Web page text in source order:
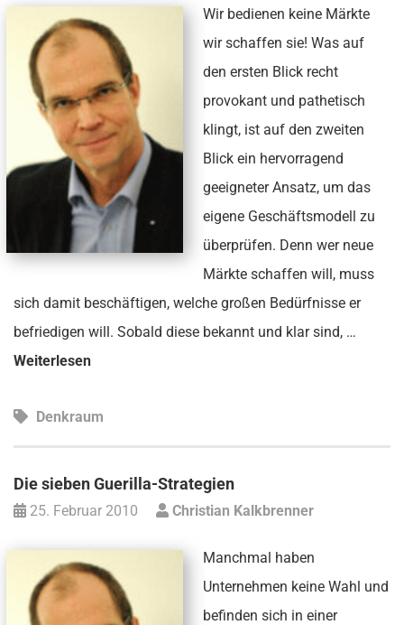
Wir bedienen keine Märkte 
wir schaffen sie! Was auf
den ersten Blick recht
provokant und pathetisch
klingt, ist auf den zweiten
Blick ein hervorragend
geeigneter Ansatz, um das
eigene Geschäftsmodell zu
überprüfen. Denn wer neue
Märkte schaffen will, muss
sich damit beschäftigen, welche großen Bedürfnisse er
befriedigen will. Sobald diese bekannt und klar sind, …
Weiterlesen
Denkraum
Die sieben Guerilla-Strategien
25. Februar 2010 Christian Kalkbrenner
Manchmal haben
Unternehmen keine Wahl und
befinden sich in einer